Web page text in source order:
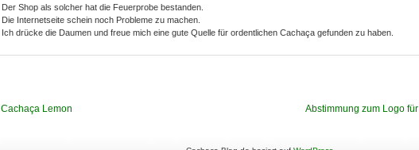
Der Shop als solcher hat die Feuerprobe bestanden.
Die Internetseite schein noch Probleme zu machen.
Ich drücke die Daumen und freue mich eine gute Quelle für ordentlichen Cachaça gefunden zu haben.
Cachaça Lemon Abstimmung zum Logo